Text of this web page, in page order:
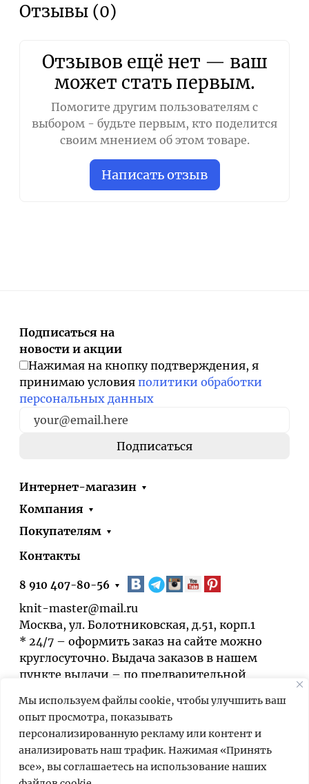
Мы используем файлы cookie, чтобы улучшить ваш
опыт просмотра, показывать
персонализированную рекламу или контент и
анализировать наш трафик. Нажимая «Принять
все», вы соглашаетесь на использование наших
Отзывы (0)
Отзывов ещё нет — ваш
может стать первым.
Помогите другим пользователям с
выбором - будьте первым, кто поделится
своим мнением об этом товаре.
Написать отзыв
Подписаться на
новости и акции
Нажимая на кнопку подтверждения, я
принимаю условия политики обработки
персональных данных
Интернет-магазин
Компания
Покупателям
Контакты
8 910 407-80-56
knit-master@mail.ru
Москва, ул. Болотниковская, д.51, корп.1
* 24/7 – оформить заказ на сайте можно
круглосуточно. Выдача заказов в нашем
пункте выдачи – по предварительной